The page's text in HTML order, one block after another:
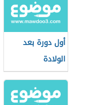
أول دورة بعد
الولادة